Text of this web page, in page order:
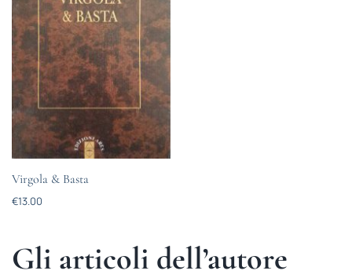
Virgola & Basta
€13.00
Gli articoli dell’autore